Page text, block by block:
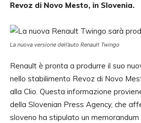
Revoz di Novo Mesto, in Slovenia.
La nuova versione dell’auto Renault Twingo
Renault è pronta a produrre il suo
nello stabilimento Revoz di Novo
alla Clio. Questa informazione
della Slovenian Press Agency, che
sloveno ha stipulato un memorandum